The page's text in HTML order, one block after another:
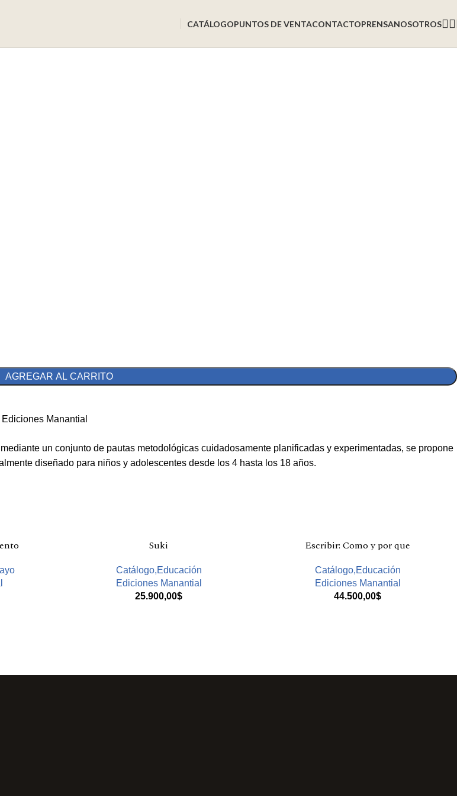
CATÁLOGOPUNTOS DE VENTACONTACTOPRENSANOSOTROS
AGREGAR AL CARRITO
Ediciones Manantial
un conjunto de pautas metodológicas cuidadosamente planificadas y experimentadas, se propone
diseñado para niños y adolescentes desde los 4 hasta los 18 años.
Suki
Catálogo,Educación
Ediciones Manantial
25.900,00$
Escribir: Como y por que
Catálogo,Educación
Ediciones Manantial
44.500,00$